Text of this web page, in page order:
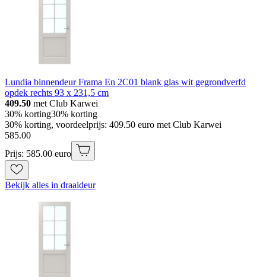
Lundia binnendeur Frama En 2C01 blank glas wit gegrondverfd
opdek rechts 93 x 231,5 cm
409.50 met Club Karwei
30% korting30% korting
30% korting, voordeelprijs: 409.50 euro met Club Karwei
585.00
Prijs: 585.00 euro
Bekijk alles in draaideur